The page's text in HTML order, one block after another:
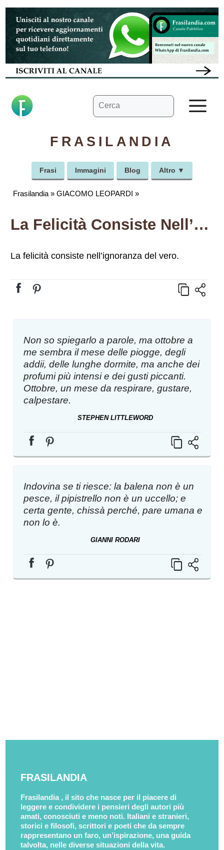
Vai
contenuto
Ricerca
per:
FRASILANDIA
Frasi Immagini Blog Altro ▼
Frasilandia »GIACOMO LEOPARDI »
La Felicità Consiste Nell’ignoranza Del Vero.
La felicità consiste nell’ignoranza del vero.
Non so spiegarlo a parole, ma ottobre a
me sembra il mese delle piogge, degli
addii, delle lunghe dormite, ma anche dei
profumi più intensi e dei gusti piccanti.
Ottobre, un mese da respirare, gustare,
calpestare.
STEPHEN LITTLEWORD
Indovina se ti riesce: la balena non è un
pesce, il pipistrello non è un uccello; e
certa gente, chissà perché, pare umana e
non lo è.
GIANNI RODARI
FRASILANDIA
Frasilandia , il sito che nasce per il piacere di
leggere e condividere i pensieri degli autori più
amati, conosciuti e meno noti. Italiani e stranieri,
storici e filosofi, scrittori e poeti che da sempre
rappresentano un faro, un’ispirazione, una guida
talvolta, nelle diverse situazioni della vita.